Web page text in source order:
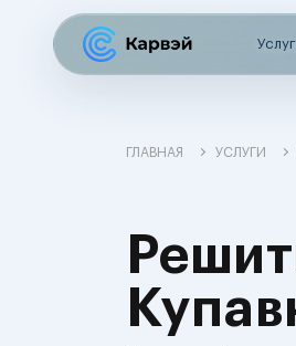
ГЛАВНАЯ УСЛУГИ